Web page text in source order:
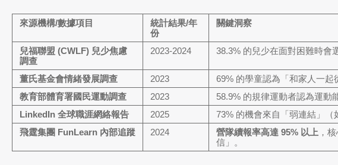
來源機構/數據項目
統計結果/年
份
關鍵洞察
兒福聯盟 (CWLF) 兒少焦慮
調查
2023-2024 38.3% 的兒少在面對困難時會
董氏基金會情緒發展調查 2023
69% 的學童認為「和家人一起
教育部體育署國民運動調查
2023
58.9% 的規律運動者認為運動
LinkedIn 全球職涯網絡報告
2025
73% 的機會來自「弱連結」（
飛霆集團 FunLearn 內部追蹤
2024 營隊續報率高達 95% 以上 ，
信」。